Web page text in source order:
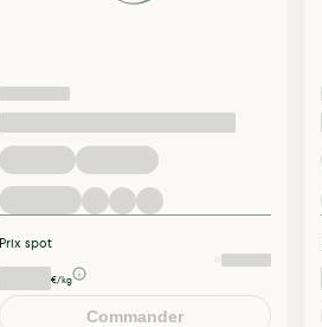
Prix spot
€/kg
Commander